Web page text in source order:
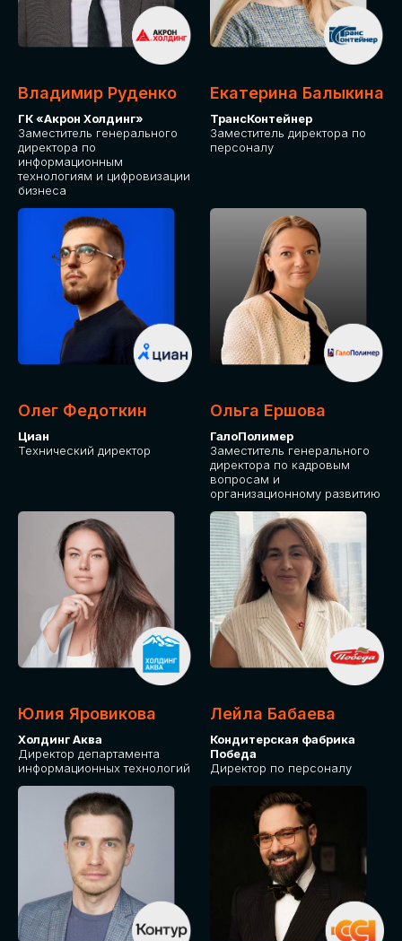
Владимир Руденко
ГК «Акрон Холдинг»
Заместитель генерального
директора по
информационным
технологиям и цифровизации
бизнеса
Екатерина Балыкина
ТрансКонтейнер
Заместитель директора по
персоналу
Олег Федоткин
Циан
Технический директор
Ольга Ершова
ГалоПолимер
Заместитель генерального
директора по кадровым
вопросам и
организационному развитию
Юлия Яровикова
Холдинг Аква
Директор департамента
информационных технологий
Лейла Бабаева
Кондитерская фабрика
Победа
Директор по персоналу